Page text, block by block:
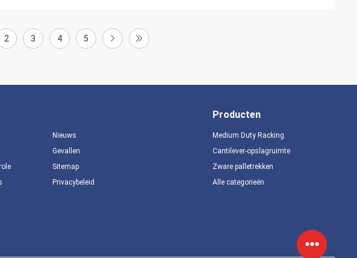
2 3 4 5
Nieuws
Gevallen
Sitemap
Privacybeleid
Producten
Medium Duty Racking
Cantilever-opslagruimte
Zware palletrekken
Alle categorieën